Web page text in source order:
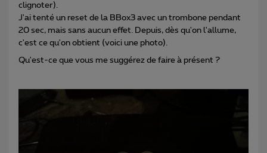
clignoter).
J'ai tenté un reset de la BBox3 avec un trombone pendant
20 sec, mais sans aucun effet. Depuis, dès qu'on l'allume,
c'est ce qu'on obtient (voici une photo).
Qu'est-ce que vous me suggérez de faire à présent ?